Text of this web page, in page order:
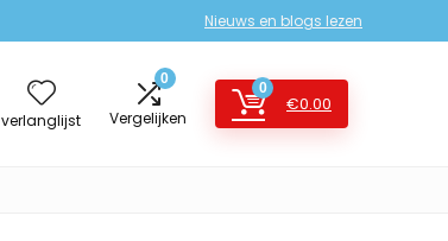
Nieuws en blogs lezen
verlanglijst
0
Vergelijken
0
€0.00